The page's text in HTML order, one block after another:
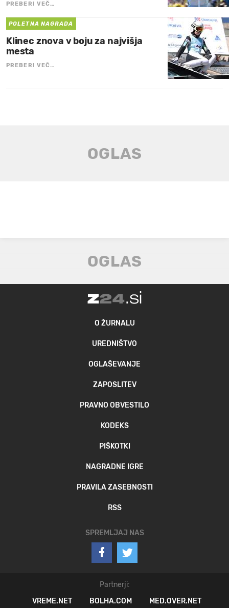
PREBERI VEČ…
POLETNA NAGRADA
Klinec znova v boju za najvišja
mesta
PREBERI VEČ…
O ŽURNALU
UREDNIŠTVO
OGLAŠEVANJE
ZAPOSLITEV
PRAVNO OBVESTILO
KODEKS
PIŠKOTKI
NAGRADNE IGRE
PRAVILA ZASEBNOSTI
RSS
SPREMLJAJ NAS
Partnerji:
VREME.NET
BOLHA.COM MED.OVER.NET